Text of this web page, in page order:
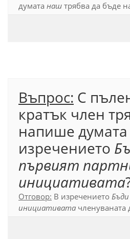
думата наш трябва да бъде
, е
Въпрос: С
кратък член
напише думата
изречението
първият
инициативата
Отговор: В изречението
инициативата членуваната
словосъчетанието, в което